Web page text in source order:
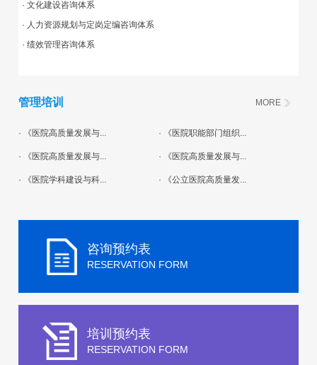
· 文化建设咨询体系
· 人力资源规划与定岗定编咨询体系
· 绩效管理咨询体系
管理培训 MORE
· 《医院高质量发展与... · 《医院职能部门组织...
· 《医院高质量发展与... · 《医院高质量发展与...
· 《医院学科建设与科... · 《公立医院高质量发...
咨询预约表
RESERVATION FORM
培训预约表
RESERVATION FORM